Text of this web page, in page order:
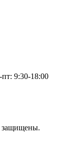
9:30-18:00
защищены.